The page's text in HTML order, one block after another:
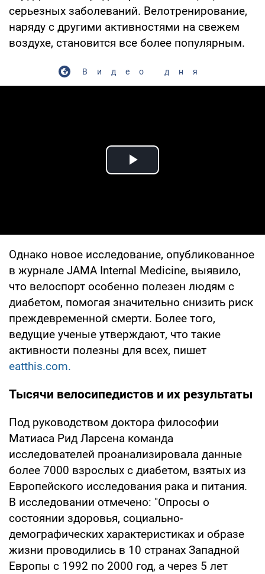
серьезных заболеваний. Велотренирование,
наряду с другими активностями на свежем
воздухе, становится все более популярным.
Видео дня
Play Video
Однако новое исследование, опубликованное
в журнале JAMA Internal Medicine, выявило,
что велоспорт особенно полезен людям с
диабетом, помогая значительно снизить риск
преждевременной смерти. Более того,
ведущие ученые утверждают, что такие
активности полезны для всех, пишет
eatthis.com.
Тысячи велосипедистов и их результаты
Под руководством доктора философии
Матиаса Рид Ларсена команда
исследователей проанализировала данные
более 7000 взрослых с диабетом, взятых из
Европейского исследования рака и питания.
В исследовании отмечено: "Опросы о
состоянии здоровья, социально-
демографических характеристиках и образе
жизни проводились в 10 странах Западной
Европы с 1992 по 2000 год, а через 5 лет